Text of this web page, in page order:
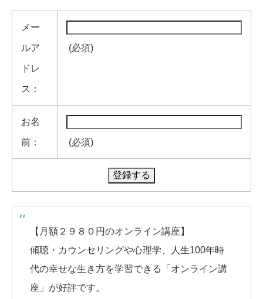
メー
ルア
ドレ
ス：
(必須)
お名
前： (必須)
【月額２９８０円のオンライン講座】
傾聴・カウンセリングや心理学、人生100年時
代の幸せな生き方を学習できる「オンライン講
座」が好評です。